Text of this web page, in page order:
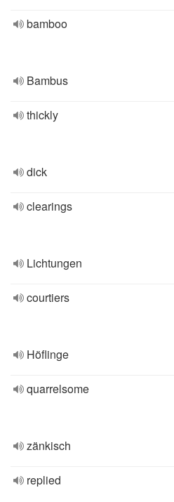
bamboo
Bambus
thickly
dick
clearings
Lichtungen
courtiers
Höflinge
quarrelsome
zänkisch
replied